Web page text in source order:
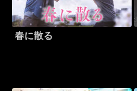
春に散る